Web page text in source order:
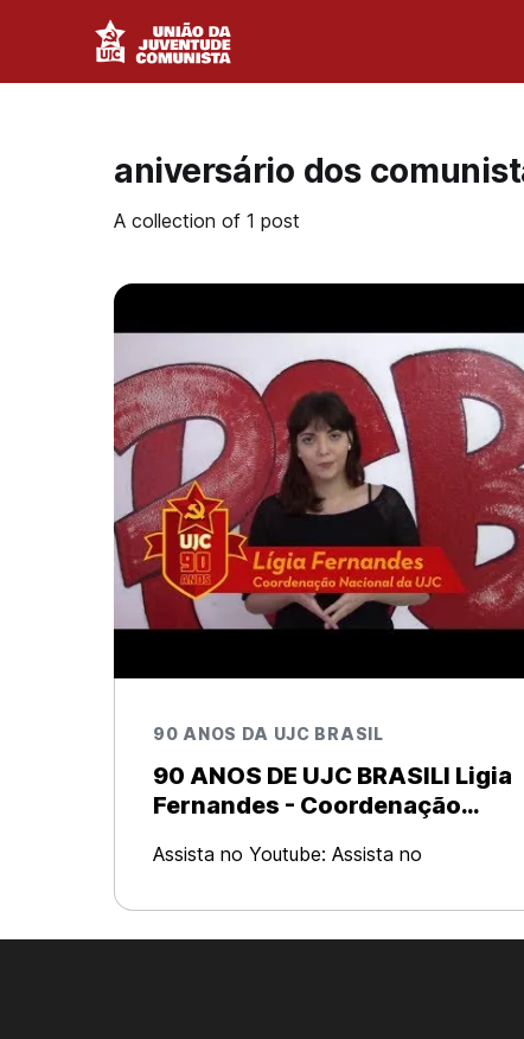
aniversário dos
A collection of 1 post
90 ANOS DA UJC BRASIL
90 ANOS DE UJC BRASILl Ligia
Fernandes - Coordenação
Assista no Youtube: Assista no
https://www.facebook.com/ujcbr/videos/
Nesse mês de agosto, a União da